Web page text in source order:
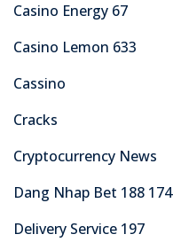
Casino Energy 67
Casino Lemon 633
Cassino
Cracks
Cryptocurrency News
Dang Nhap Bet 188 174
Delivery Service 197